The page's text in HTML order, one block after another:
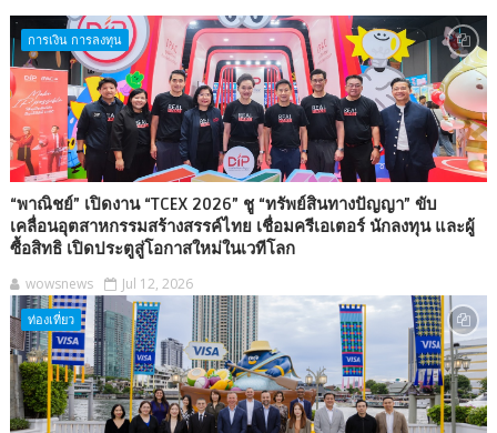
การเงิน การลงทุน
“พาณิชย์” เปิดงาน “TCEX 2026” ชู “ทรัพย์สินทางปัญญา” ขับ
เคลื่อนอุตสาหกรรมสร้างสรรค์ไทย เชื่อมครีเอเตอร์ นักลงทุน และผู้
ซื้อสิทธิ เปิดประตูสู่โอกาสใหม่ในเวทีโลก
wowsnews Jul 12, 2026
ท่องเที่ยว